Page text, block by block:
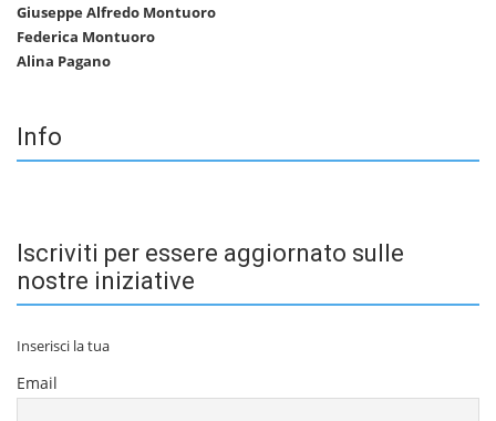
Giuseppe Alfredo Montuoro
Federica Montuoro
Alina Pagano
Info
Iscriviti per essere aggiornato sulle
nostre iniziative
Inserisci la tua
Email